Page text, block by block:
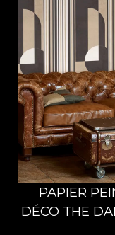
PAPIER
DÉCO THE